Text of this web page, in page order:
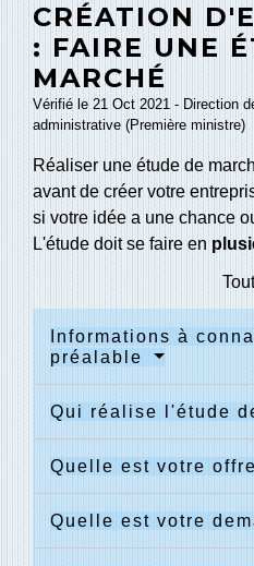
CRÉATION
: FAIRE UNE
MARCHÉ
Vérifié le 21 Oct 2021 - Direction
administrative (Première ministre)
Réaliser une étude de
avant de créer votre
si votre idée a une chance
L'étude doit se faire en
Informations à
préalable
Qui réalise l'étude
Quelle est votre
Quelle est votre